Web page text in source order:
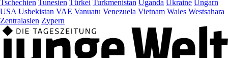
Tschechien Tunesien Türkei Turkmenistan Uganda Ukraine Ungarn
USA Usbekistan VAE Vanuatu Venezuela Vietnam Wales Westsahara
Zentralasien Zypern